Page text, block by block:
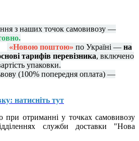
з наших точок самовивозу —
«Новою поштою» по Україні — на
тарифів перевізника, включено
упаковки.
(100% попередня оплата) —
натисніть тут
при отриманні у точках самовивозу
служби доставки "Нова